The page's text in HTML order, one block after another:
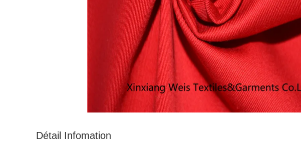
Détail Infomation